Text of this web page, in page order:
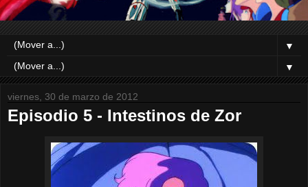
▼
▼
viernes, 30 de marzo de 2012
Episodio 5 - Intestinos de Zor